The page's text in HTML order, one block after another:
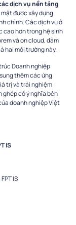
dịch vụ nền tảng
được xây dựng
chỉnh. Các dịch vụ ở
cao hơn trong hệ sinh
và on cloud, đảm
hai môi trường này.
Doanh nghiệp
thêm các ứng
trị và trải nghiệm
ghép có ý nghĩa bên
doanh nghiệp Việt
IS
IS